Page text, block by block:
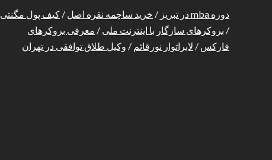
دوره mba در تبریز / خرید ساچمه نقره اصل / کیف پول مگنتی
/ بروکرهای سازگار با اینترنت ملی / معرفی بروکرهای
فارکس / لابراتوار نورقائم / وکیل طلاق توافقی در تهران